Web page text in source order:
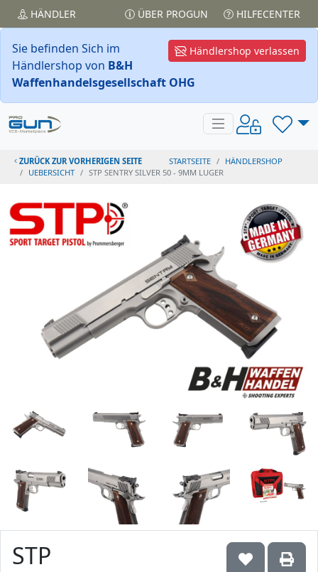
HÄNDLER ÜBER PROGUN HILFECENTER
Händlershop verlassen
Sie befinden Sich im
Händlershop von B&H
Waffenhandelsgesellschaft OHG
ZURÜCK ZUR VORHERIGEN SEITE STARTSEITE
HÄNDLERSHOP
UEBERSICHT
STP SENTRY SILVER 50 - 9MM LUGER
STP